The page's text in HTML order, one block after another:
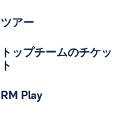
ツアー
トップチームのチケッ
ト
RM Play